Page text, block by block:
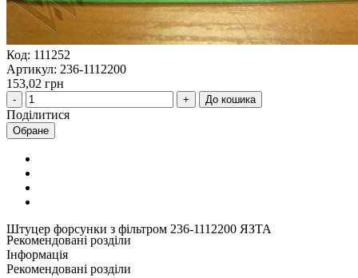
Код: 111252
Артикул: 236-1112200
153,02 грн
До кошика
Поділитися
Обране
Штуцер форсунки з фільтром 236-1112200 ЯЗТА
Рекомендовані розділи
Інформація
Рекомендовані розділи